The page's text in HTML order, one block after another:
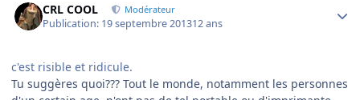
CRL COOL Modérateur
Publication: 19 septembre 201312 ans
c'est risible et ridicule.
Tu suggères quoi??? Tout le monde, notamment les personnes